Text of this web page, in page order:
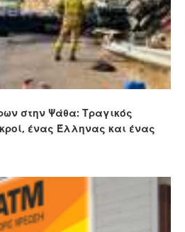
στην Ψάθα: Τραγικός
ένας Έλληνας και ένας